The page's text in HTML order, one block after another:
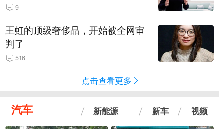
9
王虹的顶级奢侈品，开始被全网审
判了
516
点击查看更多
汽车 新能源 新车 视频